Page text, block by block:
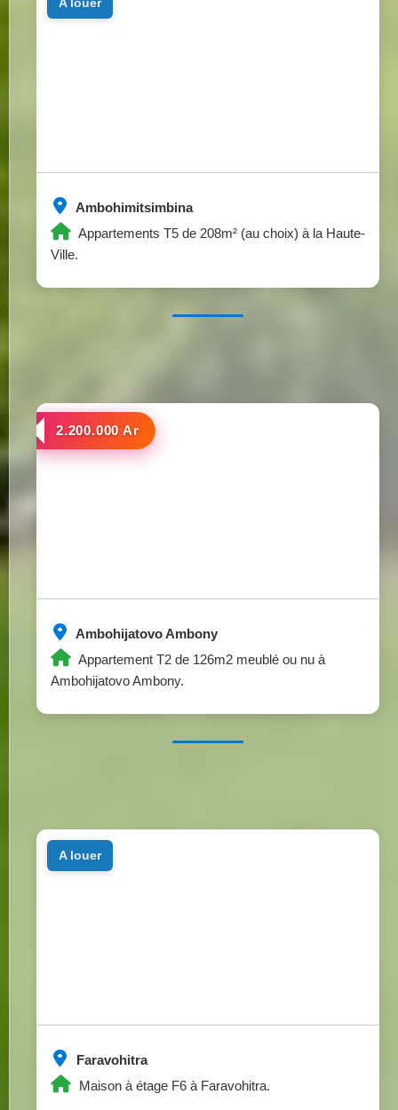
Ambohimitsimbina
Appartements T5 de 208m² (au choix) à la Haute-
Ville.
Ambohijatovo Ambony
Appartement T2 de 126m2 meublé ou nu à
Ambohijatovo Ambony.
a louer
2.200.000 Ar
Faravohitra
Maison à étage F6 à Faravohitra.
a louer